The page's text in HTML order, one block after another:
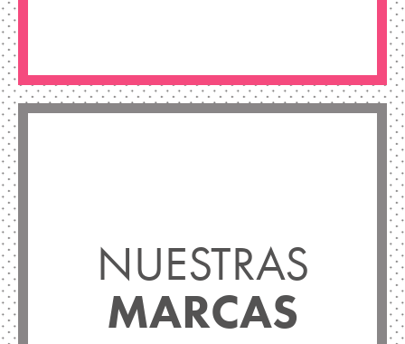
NUESTRAS
MARCAS